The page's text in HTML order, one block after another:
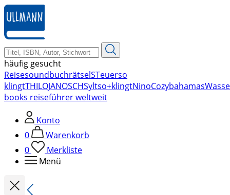
zum
Hauptinhalt
springen
häufig gesucht
ReisesoundbuchrätselSTeuerso
klingtTHILOJANOSCHSyltso+klingtNinoCozybahamas
books reiseführer weltweit
Konto
0
Warenkorb
0
Merkliste
Menü